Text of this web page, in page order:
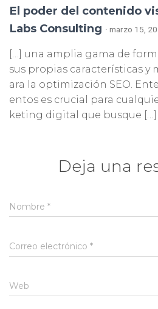
El poder del contenido
Labs Consulting · marzo 15,
[…] una amplia gama de
sus propias características y
ara la optimización SEO.
entos es crucial para
keting digital que busque […]
Deja una
Nombre *
Correo electrónico *
Web